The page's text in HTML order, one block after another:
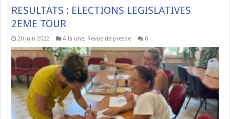
RESULTATS : ELECTIONS LEGISLATIVES
2EME TOUR
20 juin 2022 A la une, Revue de presse 0